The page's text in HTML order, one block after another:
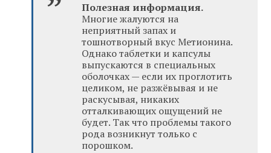
Полезная информация.
Многие жалуются на
неприятный запах и
тошнотворный вкус Метионина.
Однако таблетки и капсулы
выпускаются в специальных
оболочках — если их проглотить
целиком, не разжёвывая и не
раскусывая, никаких
отталкивающих ощущений не
будет. Так что проблемы такого
рода возникнут только с
порошком.